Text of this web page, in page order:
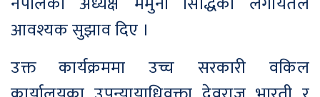
आवश्यक सुझाव दिए ।
उक्त कार्यक्रममा उच्च सरकारी वकिल